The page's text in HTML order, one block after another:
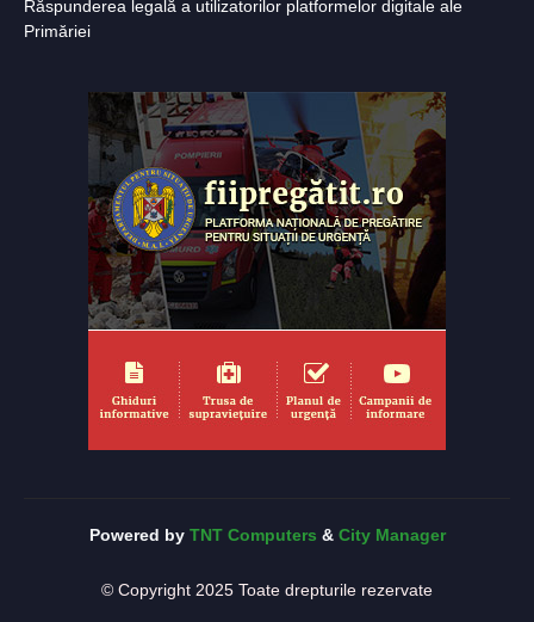
Răspunderea legală a utilizatorilor platformelor digitale ale
Primăriei
Powered by TNT Computers & City Manager
© Copyright 2025 Toate drepturile rezervate